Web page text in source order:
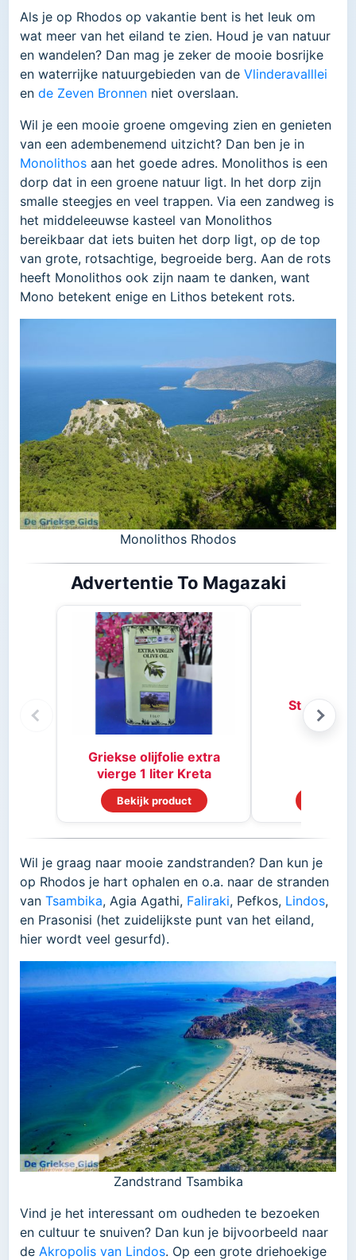
Als je op Rhodos op vakantie bent is het leuk om
wat meer van het eiland te zien. Houd je van natuur
en wandelen? Dan mag je zeker de mooie bosrijke
en waterrijke natuurgebieden van de Vlinderavalllei
en de Zeven Bronnen niet overslaan.
Wil je een mooie groene omgeving zien en genieten
van een adembenemend uitzicht? Dan ben je in
Monolithos aan het goede adres. Monolithos is een
dorp dat in een groene natuur ligt. In het dorp zijn
smalle steegjes en veel trappen. Via een zandweg is
het middeleeuwse kasteel van Monolithos
bereikbaar dat iets buiten het dorp ligt, op de top
van grote, rotsachtige, begroeide berg. Aan de rots
heeft Monolithos ook zijn naam te danken, want
Mono betekent enige en Lithos betekent rots.
Monolithos Rhodos
Advertentie To Magazaki
Griekse olijfolie extra
vierge 1 liter Kreta
Bekijk product
Stifado
Wil je graag naar mooie zandstranden? Dan kun je
op Rhodos je hart ophalen en o.a. naar de stranden
van Tsambika, Agia Agathi, Faliraki, Pefkos, Lindos,
en Prasonisi (het zuidelijkste punt van het eiland,
hier wordt veel gesurfd).
Zandstrand Tsambika
Vind je het interessant om oudheden te bezoeken
en cultuur te snuiven? Dan kun je bijvoorbeeld naar
de Akropolis van Lindos. Op een grote driehoekige